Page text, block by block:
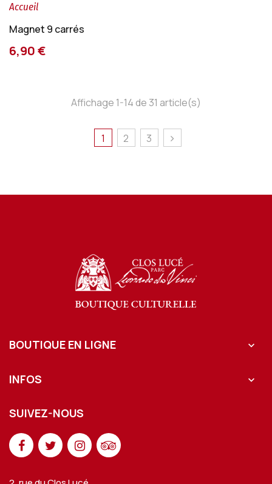
Accueil
Magnet 9 carrés
6,90 €
Affichage 1-14 de 31 article(s)
1 2 3
BOUTIQUE EN LIGNE 
INFOS 
SUIVEZ-NOUS